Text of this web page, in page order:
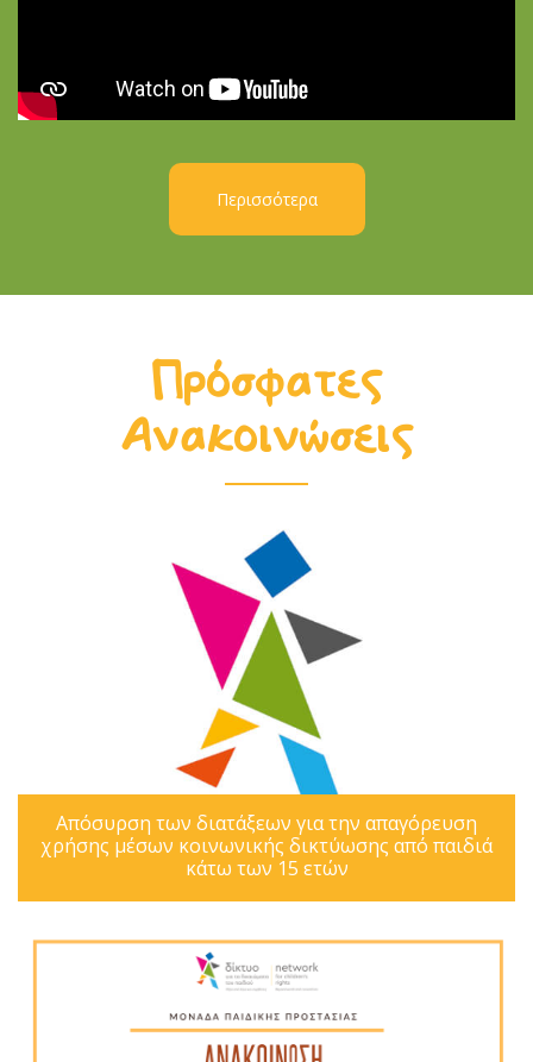
Περισσότερα
Πρόσφατες
Ανακοινώσεις
Απόσυρση των διατάξεων για την απαγόρευση
χρήσης μέσων κοινωνικής δικτύωσης από παιδιά
κάτω των 15 ετών